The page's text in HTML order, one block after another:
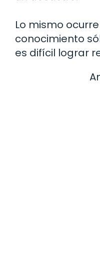
Lo mismo
conocimiento
es difícil lograr